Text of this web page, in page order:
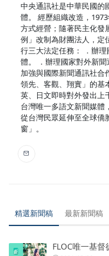
中央通訊社是中華民國的
體。 經歷組織改造，
方式經營；隨著民主化發
例」改制為財團法人，定
行三大法定任務： ．辦
體。 ．辦理國家對外新
加強與國際新聞通訊社合
領先、客觀、翔實」的基
英、日文即時對外發出上
台灣唯一多語文新聞媒體
從台灣民眾延伸至全球僑
窗」。
精選新聞稿 最新新聞稿
FLOC唯一基